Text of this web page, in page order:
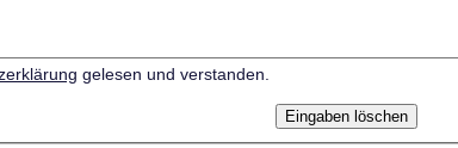
gelesen und verstanden.